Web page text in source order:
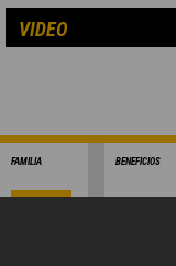
VIDEO
FAMILIA BENEFICIOS